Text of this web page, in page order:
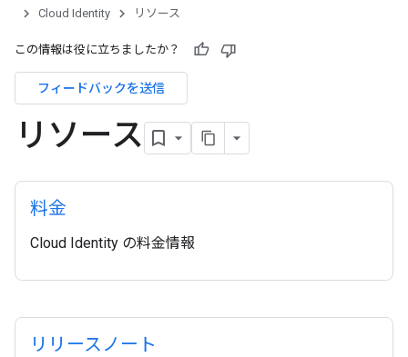
Cloud Identity
リソース
この情報は役に立ちましたか？
フィードバックを送信
リソース
料金
Cloud Identity の料金情報
リリースノート